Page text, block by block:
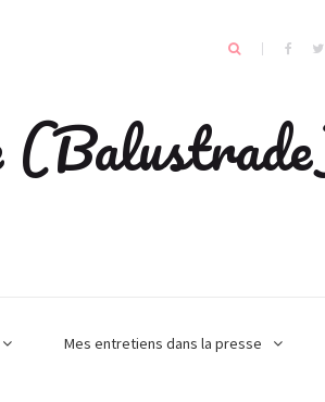
Mes entretiens dans la presse